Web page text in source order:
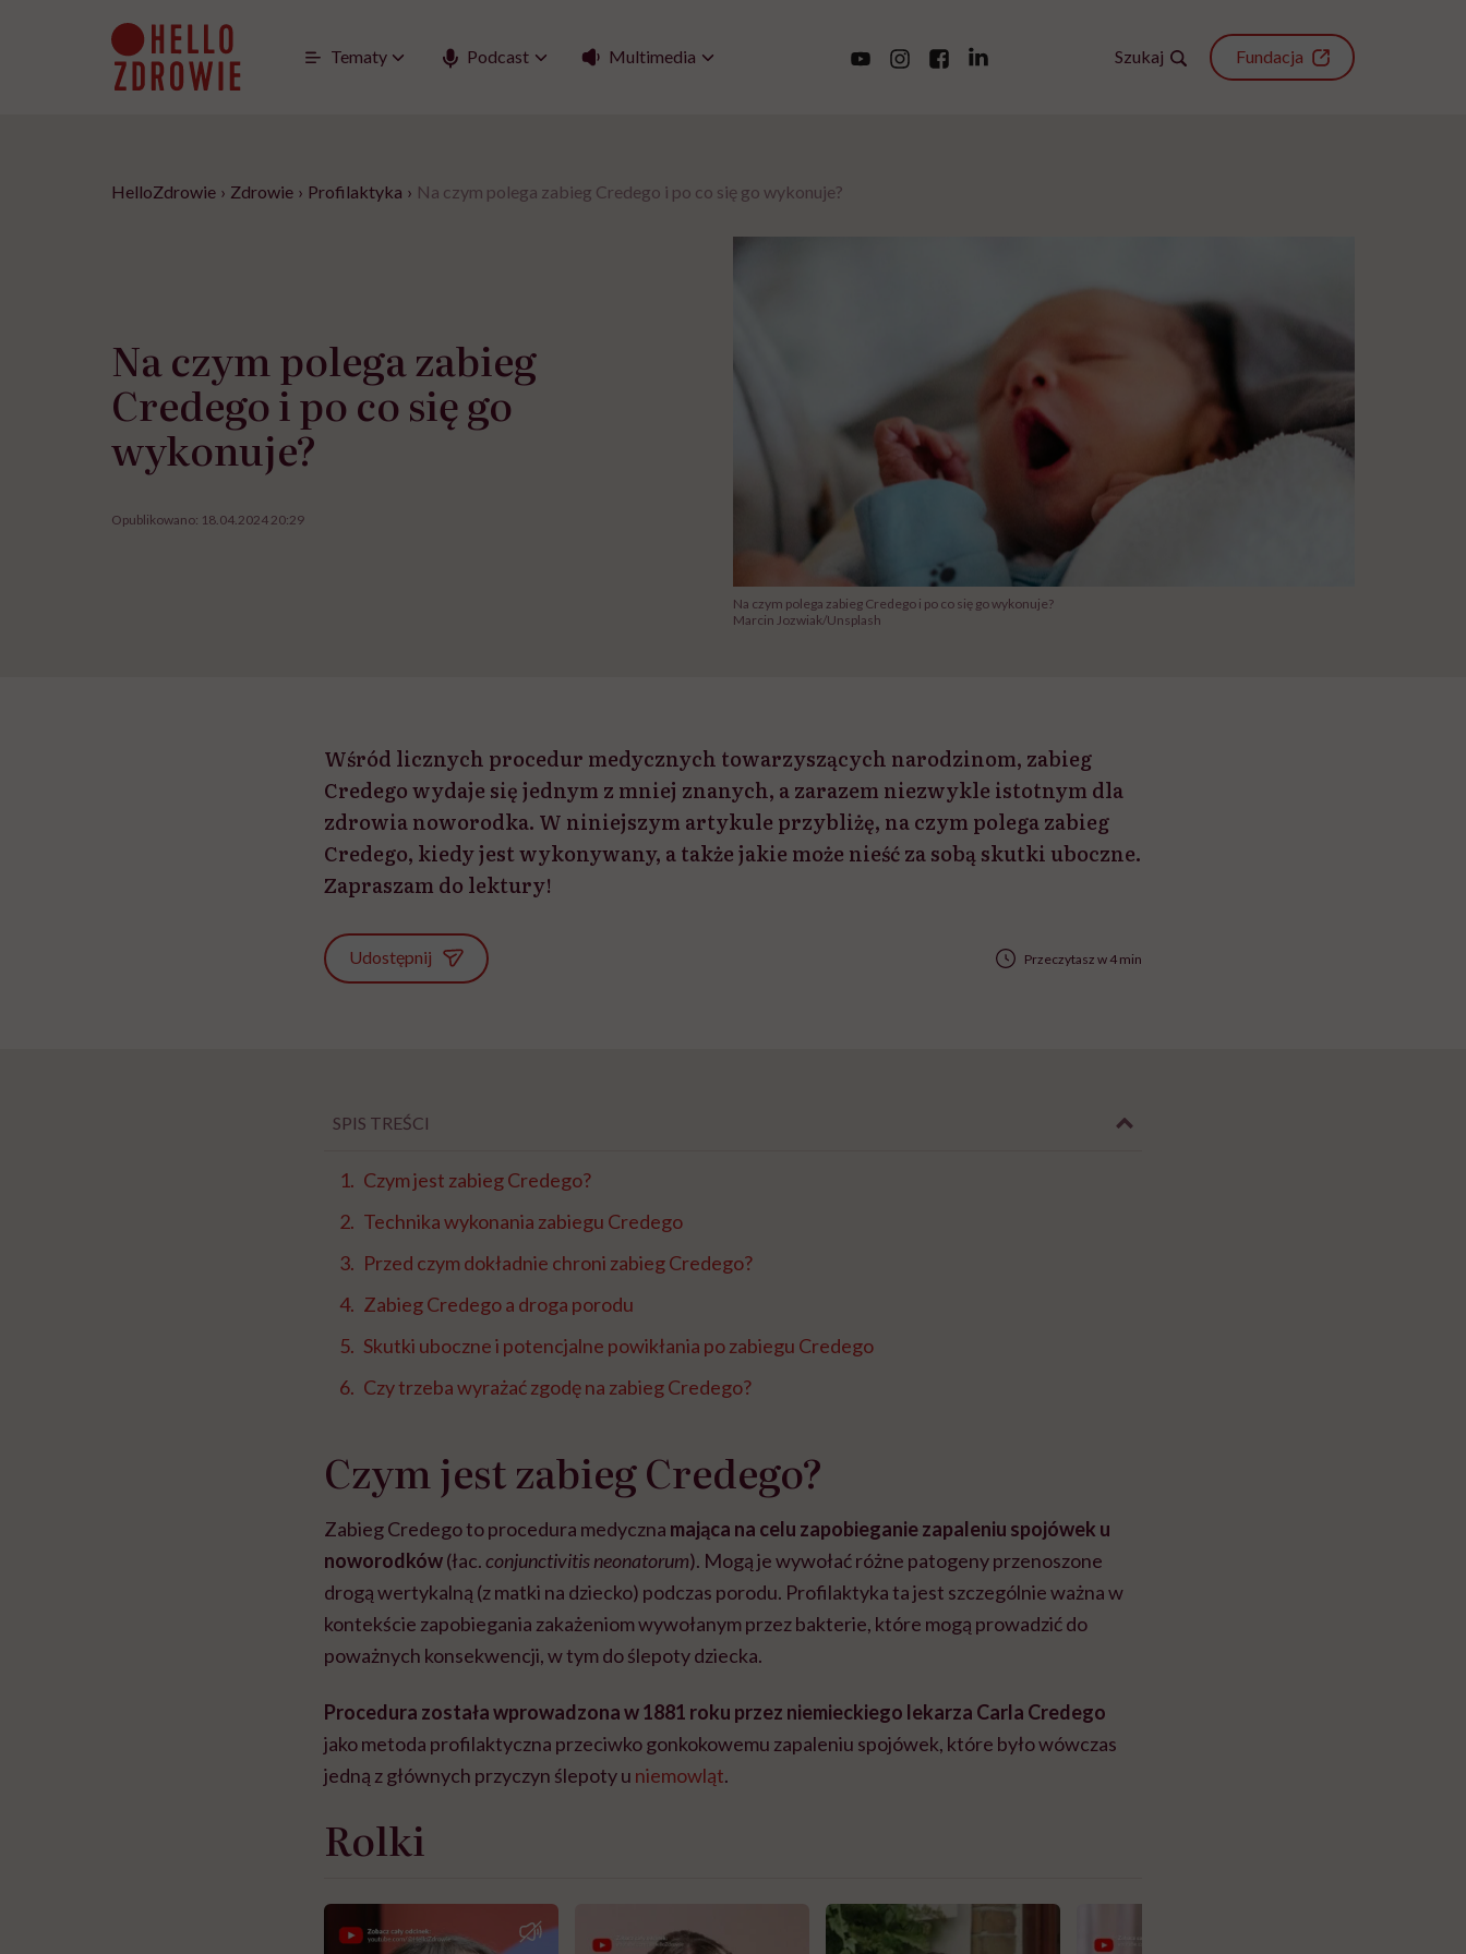
Tematy Podcast Multimedia Szukaj Fundacja
HelloZdrowie › Zdrowie › Profilaktyka › Na czym polega zabieg Credego i po co się go wykonuje?
Na czym polega zabieg
Credego i po co się go
wykonuje?
Opublikowano: 18.04.2024 20:29
Na czym polega zabieg Credego i po co się go wykonuje?
Marcin Jozwiak/Unsplash
Wśród licznych procedur medycznych towarzyszących narodzinom, zabieg
Credego wydaje się jednym z mniej znanych, a zarazem niezwykle istotnym dla
zdrowia noworodka. W niniejszym artykule przybliżę, na czym polega zabieg
Credego, kiedy jest wykonywany, a także jakie może nieść za sobą skutki uboczne.
Zapraszam do lektury!
Udostępnij Przeczytasz w 4 min
SPIS TREŚCI
Czym jest zabieg Credego?
Technika wykonania zabiegu Credego
Przed czym dokładnie chroni zabieg Credego?
Zabieg Credego a droga porodu
Skutki uboczne i potencjalne powikłania po zabiegu Credego
Czy trzeba wyrażać zgodę na zabieg Credego?
Czym jest zabieg Credego?
Zabieg Credego to procedura medyczna mająca na celu zapobieganie zapaleniu spojówek u
noworodków(łac.conjunctivitis neonatorum). Mogą je wywołać różne patogeny przenoszone
drogą wertykalną (z matki na dziecko) podczas porodu. Profilaktyka ta jest szczególnie ważna w
kontekście zapobiegania zakażeniom wywołanym przez bakterie, które mogą prowadzić do
poważnych konsekwencji, w tym do ślepoty dziecka.
Procedura została wprowadzona w 1881 roku przez niemieckiego lekarza Carla Credego
jako metoda profilaktyczna przeciwko gonkokowemu zapaleniu spojówek, które było wówczas
jedną z głównych przyczyn ślepoty u niemowląt.
Rolki